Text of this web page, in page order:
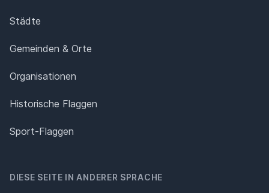
Städte
Gemeinden & Orte
Organisationen
Historische Flaggen
Sport-Flaggen
DIESE SEITE IN ANDERER SPRACHE